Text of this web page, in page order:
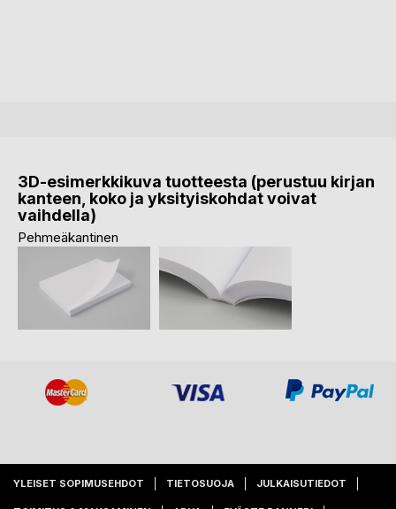
3D-esimerkkikuva tuotteesta (perustuu kirjan
kanteen, koko ja yksityiskohdat voivat
vaihdella)
Pehmeäkantinen
YLEISET SOPIMUSEHDOT TIETOSUOJA JULKAISUTIEDOT